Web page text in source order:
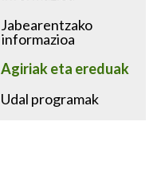
Jabearentzako
informazioa
Agiriak eta ereduak
Udal programak